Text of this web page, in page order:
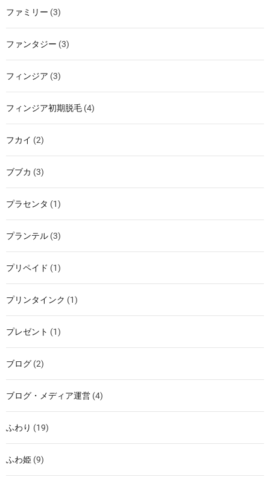
ファミリー (3)
ファンタジー (3)
フィンジア (3)
フィンジア初期脱毛 (4)
フカイ (2)
ブブカ (3)
プラセンタ (1)
プランテル (3)
プリペイド (1)
プリンタインク (1)
プレゼント (1)
ブログ (2)
ブログ・メディア運営 (4)
ふわり (19)
ふわ姫 (9)